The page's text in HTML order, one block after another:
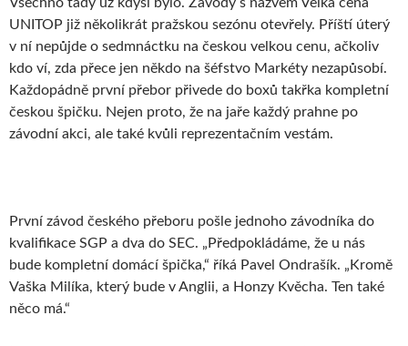
UNITOP již několikrát pražskou sezónu otevřely. Příští úterý
v ní nepůjde o sedmnáctku na českou velkou cenu, ačkoliv
kdo ví, zda přece jen někdo na šéfstvo Markéty nezapůsobí.
Každopádně první přebor přivede do boxů takřka kompletní
českou špičku. Nejen proto, že na jaře každý prahne po
závodní akci, ale také kvůli reprezentačním vestám.
První závod českého přeboru pošle jednoho závodníka do
kvalifikace SGP a dva do SEC. „Předpokládáme, že u nás
bude kompletní domácí špička,“ říká Pavel Ondrašík. „Kromě
Vaška Milíka, který bude v Anglii, a Honzy Kvěcha. Ten také
něco má.“